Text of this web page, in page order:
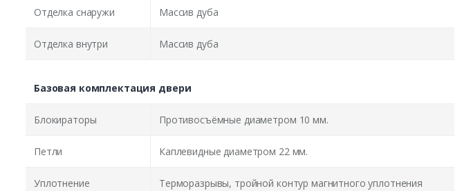
Отделка снаружи Массив дуба
Отделка внутри Массив дуба
Базовая комплектация двери
Блокираторы Противосъёмные диаметром 10 мм.
Петли Каплевидные диаметром 22 мм.
Уплотнение Терморазрывы, тройной контур магнитного уплотнения